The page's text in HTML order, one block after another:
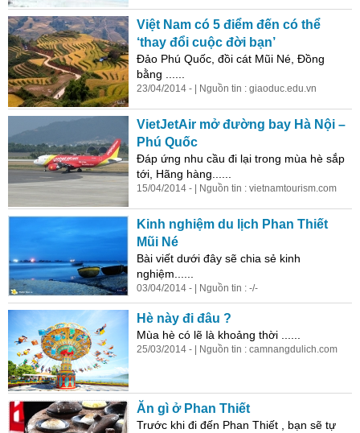
Việt Nam có 5 điểm đến có thể
‘thay đổi cuộc đời bạn’
Đảo Phú Quốc, đồi cát Mũi Né, Đồng
bằng ......
23/04/2014 - | Nguồn tin : giaoduc.edu.vn
VietJetAir mở đường bay Hà Nội –
Phú Quốc
Đáp ứng nhu cầu đi lại trong mùa hè sắp
tới, Hãng hàng......
15/04/2014 - | Nguồn tin : vietnamtourism.com
Kinh nghiệm du lịch Phan Thiết
Mũi Né
Bài viết dưới đây sẽ chia sẻ kinh
nghiệm......
03/04/2014 - | Nguồn tin : -/-
Hè này đi đâu ?
Mùa hè có lẽ là khoảng thời ......
25/03/2014 - | Nguồn tin : camnangdulich.com
Ăn gì ở Phan Thiết
Trước khi đi đến Phan Thiết , bạn sẽ tự